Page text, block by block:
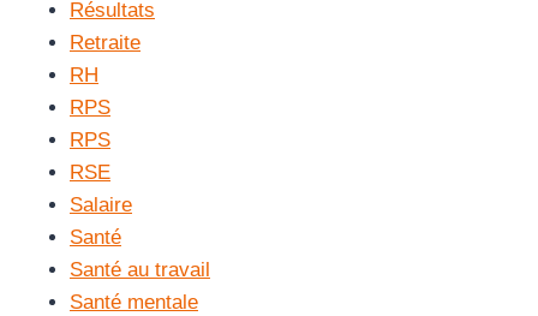
Résultats
Retraite
RH
RPS
RPS
RSE
Salaire
Santé
Santé au travail
Santé mentale